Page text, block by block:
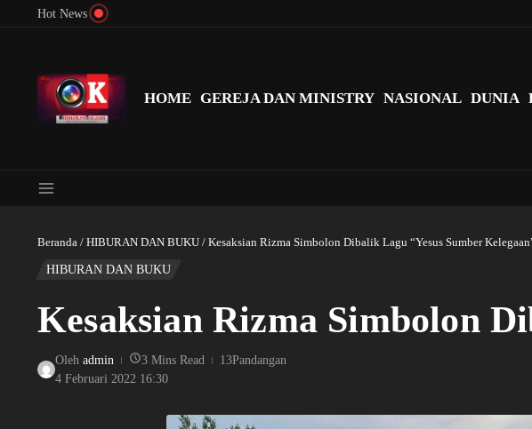
Lewati ke konten
Hot News
HOME GEREJA DAN MINISTRY NASIONAL DUNIA
Beranda / HIBURAN DAN BUKU / Kesaksian Rizma Simbolon Dibalik Lagu “Yesus Sumber
HIBURAN DAN BUKU
Kesaksian Rizma Simbolon
Oleh admin 3 Mins Read
13Pandangan
4 Februari 2022 16:30